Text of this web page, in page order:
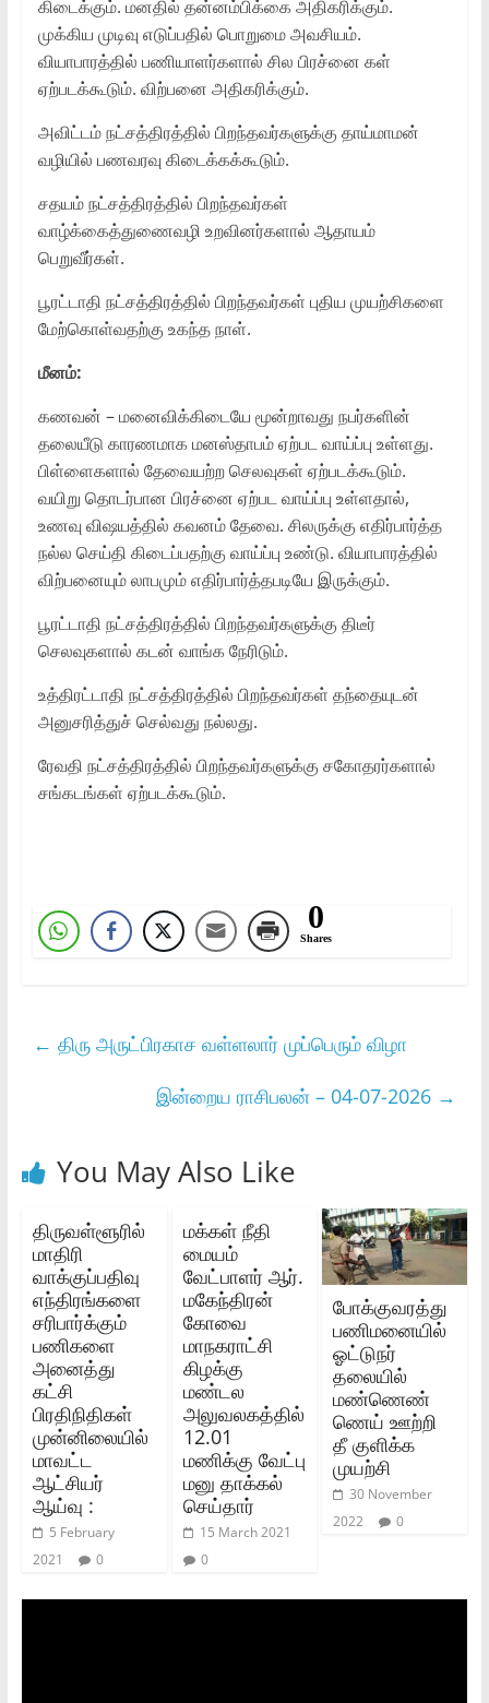
கிடைக்கும். மனதில் தன்னம்பிக்கை அதிகரிக்கும்.
முக்கிய முடிவு எடுப்பதில் பொறுமை அவசியம்.
வியாபாரத்தில் பணியாளர்களால் சில பிரச்னை கள்
ஏற்படக்கூடும். விற்பனை அதிகரிக்கும்.
அவிட்டம் நட்சத்திரத்தில் பிறந்தவர்களுக்கு தாய்மாமன்
வழியில் பணவரவு கிடைக்கக்கூடும்.
சதயம் நட்சத்திரத்தில் பிறந்தவர்கள்
வாழ்க்கைத்துணைவழி உறவினர்களால் ஆதாயம்
பெறுவீர்கள்.
பூரட்டாதி நட்சத்திரத்தில் பிறந்தவர்கள் புதிய முயற்சிகளை
மேற்கொள்வதற்கு உகந்த நாள்.
மீனம்:
கணவன் – மனைவிக்கிடையே மூன்றாவது நபர்களின்
தலையீடு காரணமாக மனஸ்தாபம் ஏற்பட வாய்ப்பு உள்ளது.
பிள்ளைகளால் தேவையற்ற செலவுகள் ஏற்படக்கூடும்.
வயிறு தொடர்பான பிரச்னை ஏற்பட வாய்ப்பு உள்ளதால்,
உணவு விஷயத்தில் கவனம் தேவை. சிலருக்கு எதிர்பார்த்த
நல்ல செய்தி கிடைப்பதற்கு வாய்ப்பு உண்டு. வியாபாரத்தில்
விற்பனையும் லாபமும் எதிர்பார்த்தபடியே இருக்கும்.
பூரட்டாதி நட்சத்திரத்தில் பிறந்தவர்களுக்கு திடீர்
செலவுகளால் கடன் வாங்க நேரிடும்.
உத்திரட்டாதி நட்சத்திரத்தில் பிறந்தவர்கள் தந்தையுடன்
அனுசரித்துச் செல்வது நல்லது.
ரேவதி நட்சத்திரத்தில் பிறந்தவர்களுக்கு சகோதரர்களால்
சங்கடங்கள் ஏற்படக்கூடும்.
0
Shares
← திரு அருட்பிரகாச வள்ளலார் முப்பெரும் விழா
இன்றைய ராசிபலன் – 04-07-2026 →
You May Also Like
திருவள்ளூரில்
மாதிரி
வாக்குப்பதிவு
எந்திரங்களை
சரிபார்க்கும்
பணிகளை
அனைத்து
கட்சி
பிரதிநிதிகள்
முன்னிலையில்
மாவட்ட
ஆட்சியர்
ஆய்வு :
5 February
2021
0
மக்கள் நீதி
மையம்
வேட்பாளர் ஆர்.
மகேந்திரன்
கோவை
மாநகராட்சி
கிழக்கு
மண்டல
அலுவலகத்தில்
12.01
மணிக்கு வேட்பு
மனு தாக்கல்
செய்தார்
15 March 2021
0
போக்குவரத்து
பணிமனையில்
ஓட்டுநர்
தலையில்
மண்ணெண்
ணெய் ஊற்றி
தீ குளிக்க
முயற்சி
30 November
2022
0